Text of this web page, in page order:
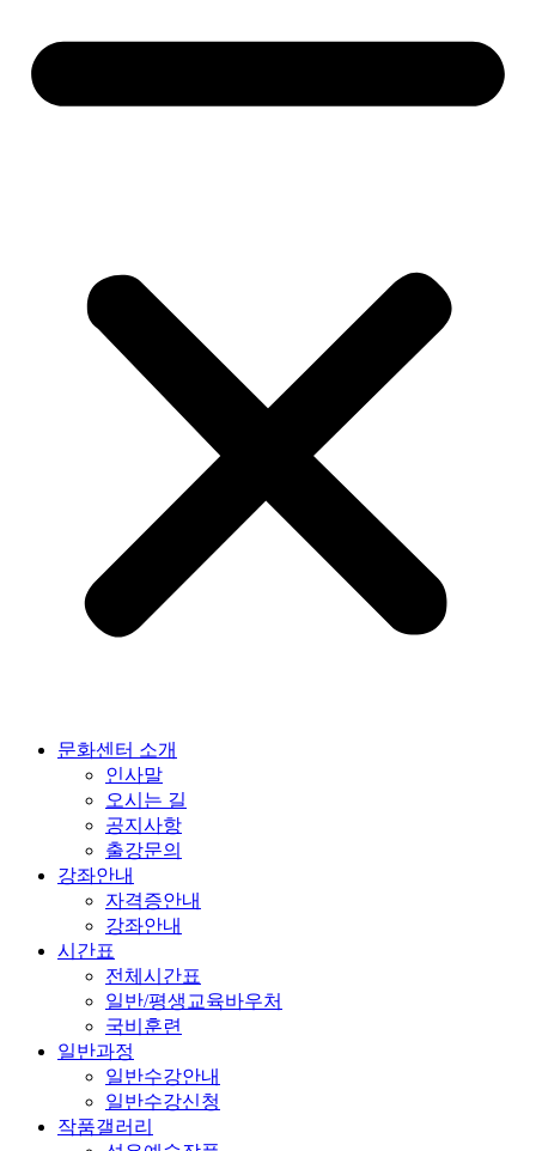
문화센터 소개
인사말
오시는 길
공지사항
출강문의
강좌안내
자격증안내
강좌안내
시간표
전체시간표
일반/평생교육바우처
국비훈련
일반과정
일반수강안내
일반수강신청
작품갤러리